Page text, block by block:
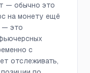
— обычно это
на монету ещё
— это
с
отслеживать,